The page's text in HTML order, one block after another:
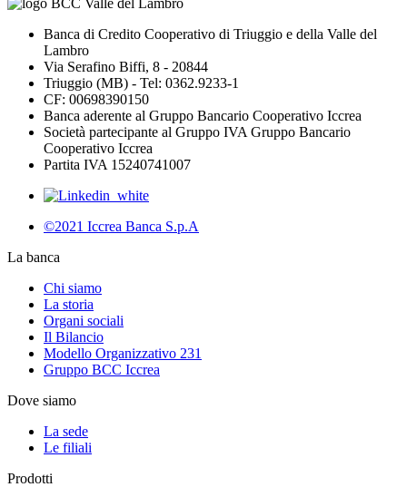
Banca di Credito Cooperativo di Triuggio e della Valle del
Lambro
Via Serafino Biffi, 8 - 20844
Triuggio (MB) - Tel: 0362.9233-1
CF: 00698390150
Banca aderente al Gruppo Bancario Cooperativo Iccrea
Società partecipante al Gruppo IVA Gruppo Bancario
Cooperativo Iccrea
Partita IVA 15240741007
©2021 Iccrea Banca S.p.A
La banca
Chi siamo
La storia
Organi sociali
Il Bilancio
Modello Organizzativo 231
Gruppo BCC Iccrea
Dove siamo
La sede
Le filiali
Prodotti